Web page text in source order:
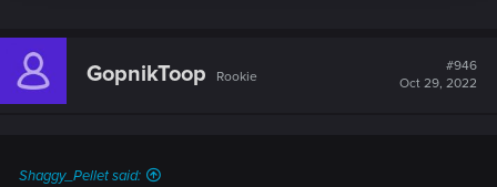
GopnikToop Rookie
#946
Oct 29, 2022
Shaggy_Pellet said: